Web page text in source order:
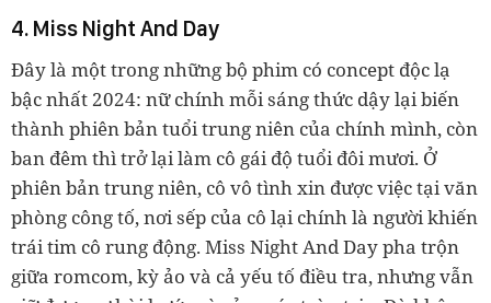
4. Miss Night And Day
Đây là một trong những bộ phim có concept độc lạ
bậc nhất 2024: nữ chính mỗi sáng thức dậy lại biến
thành phiên bản tuổi trung niên của chính mình, còn
ban đêm thì trở lại làm cô gái độ tuổi đôi mươi. Ở
phiên bản trung niên, cô vô tình xin được việc tại văn
phòng công tố, nơi sếp của cô lại chính là người khiến
trái tim cô rung động. Miss Night And Day pha trộn
giữa romcom, kỳ ảo và cả yếu tố điều tra, nhưng vẫn